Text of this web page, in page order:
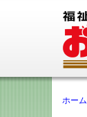
ホーム